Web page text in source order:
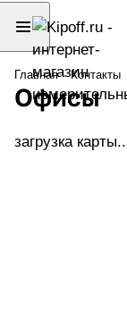
Главная Контакты
Офисы
загрузка